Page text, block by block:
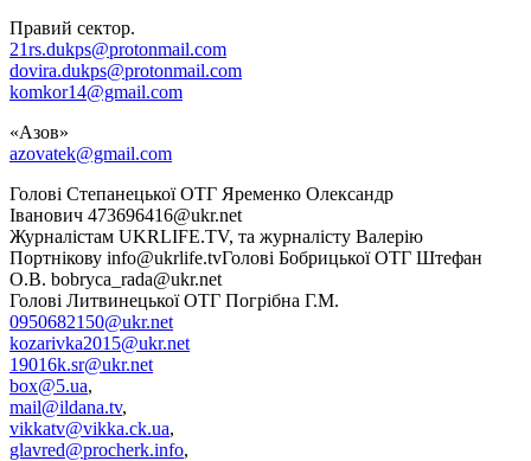
Правий сектор.
21rs.dukps@protonmail.com
dovira.dukps@protonmail.com
komkor14@gmail.com
«Азов»
azovatek@gmail.com
Голові Степанецької ОТГ Яременко Олександр
Іванович 473696416@ukr.net
Журналістам UKRLIFE.TV, та журналісту Валерію
Портнікову info@ukrlife.tvГолові Бобрицької ОТГ Штефан
О.В. bobryca_rada@ukr.net
Голові Литвинецької ОТГ Погрібна Г.М.
0950682150@ukr.net
kozarivka2015@ukr.net
19016k.sr@ukr.net
box@5.ua,
mail@ildana.tv,
vikkatv@vikka.ck.ua,
glavred@procherk.info,